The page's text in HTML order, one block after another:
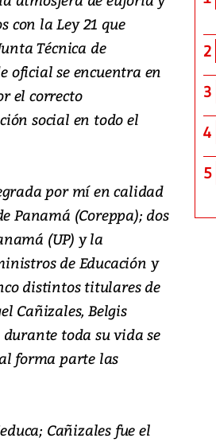
con la Ley 21 que
Técnica de
oficial se encuentra en
el correcto
social en todo el
por mí en calidad
Panamá (Coreppa); dos
(UP) y la
de Educación y
distintos titulares de
Cañizales, Belgis
toda su vida se
forma parte las
Cañizales fue el
2
3
4
5